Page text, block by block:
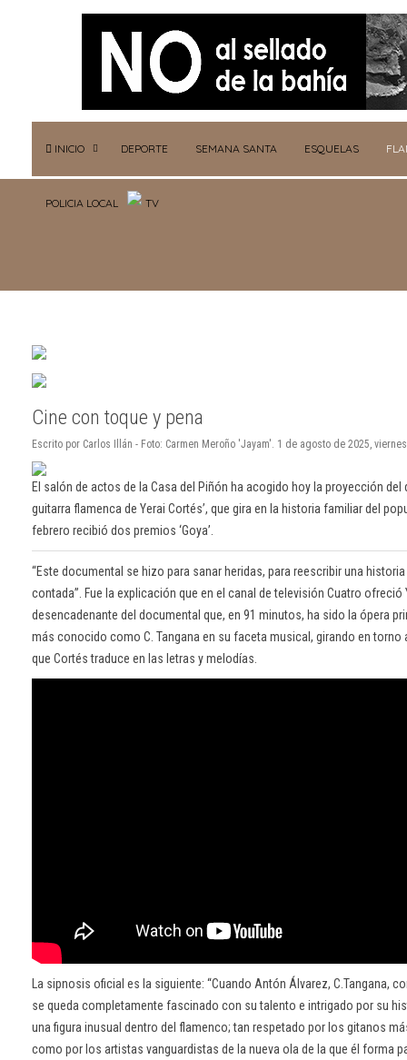
INICIO DEPORTE SEMANA SANTA ESQUELAS
POLICIA LOCAL TV
Cine con toque y pena
Escrito por Carlos Illán - Foto: Carmen Meroño 'Jayam'. 1 de agosto de 2025,
El salón de actos de la Casa del Piñón ha acogido hoy la proyección del
guitarra flamenca de Yerai Cortés’, que gira en la historia familiar del
febrero recibió dos premios ‘Goya’.
“Este documental se hizo para sanar heridas, para reescribir una
contada”. Fue la explicación que en el canal de televisión Cuatro ofreció
desencadenante del documental que, en 91 minutos, ha sido la ópera
más conocido como C. Tangana en su faceta musical, girando en torno
que Cortés traduce en las letras y melodías.
La sipnosis oficial es la siguiente: “Cuando Antón Álvarez, C.Tangana,
se queda completamente fascinado con su talento e intrigado por su
una figura inusual dentro del flamenco; tan respetado por los gitanos
como por los artistas vanguardistas de la nueva ola de la que él forma